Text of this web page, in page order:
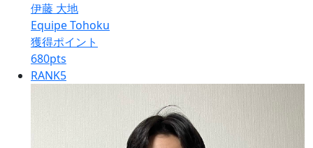
伊藤 大地
Equipe Tohoku
獲得ポイント
680pts
RANK5